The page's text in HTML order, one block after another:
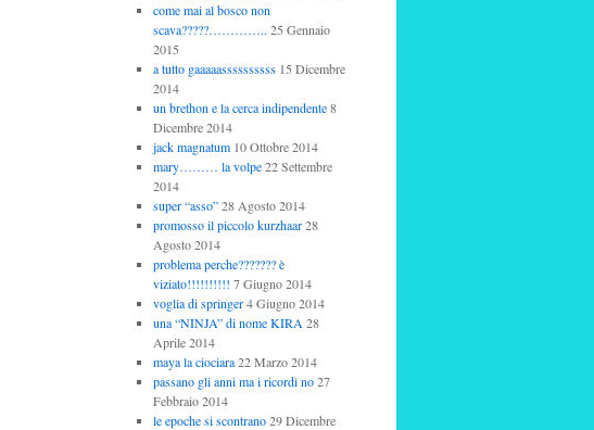
come mai al bosco non
scava?????………….. 25 Gennaio
2015
a tutto gaaaaassssssssss 15 Dicembre
2014
un brethon e la cerca indipendente 8
Dicembre 2014
jack magnatum 10 Ottobre 2014
mary……… la volpe 22 Settembre
2014
super “asso” 28 Agosto 2014
promosso il piccolo kurzhaar 28
Agosto 2014
problema perche??????? è
viziato!!!!!!!!!! 7 Giugno 2014
voglia di springer 4 Giugno 2014
una “NINJA” di nome KIRA 28
Aprile 2014
maya la ciociara 22 Marzo 2014
passano gli anni ma i ricordi no 27
Febbraio 2014
le epoche si scontrano 29 Dicembre